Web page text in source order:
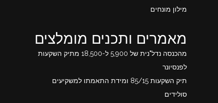
מילון מונחים
מאמרים ותכנים מומלצים
מהכנסה נדל"נית של 5,900 ל-18,500 מתיק השקעות
לפנסיונר
תיק השקעות 85/15 ומידת התאמתו למשקיעים
סולידים